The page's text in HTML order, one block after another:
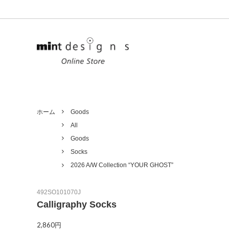
Outer
Denim
ホーム
Goods
All
Goods
Socks
2026 A/W Collection “YOUR GHOST”
492SO101070J
Calligraphy Socks
2,860円